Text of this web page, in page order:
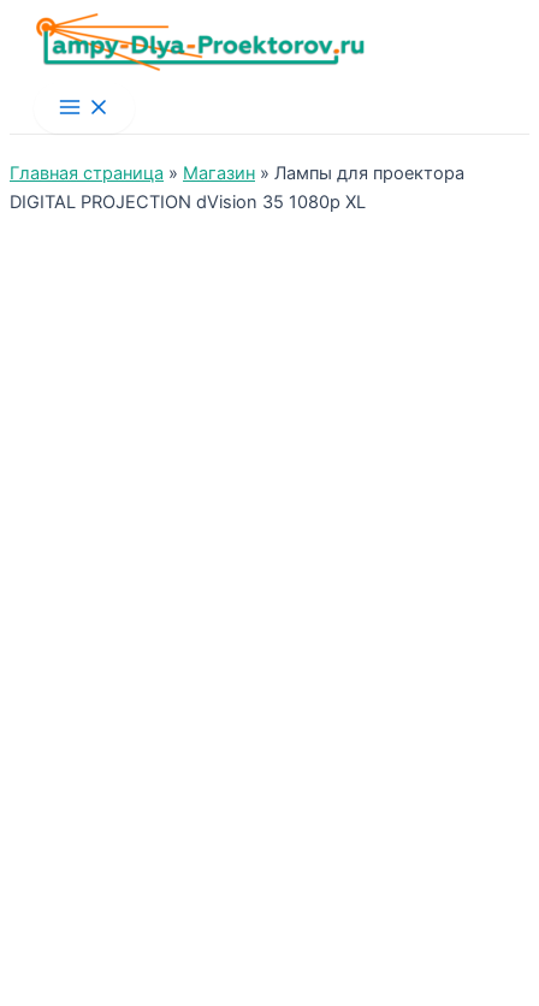
Main
Menu
Главная страница » Магазин » Лампы для проектора
DIGITAL PROJECTION dVision 35 1080p XL